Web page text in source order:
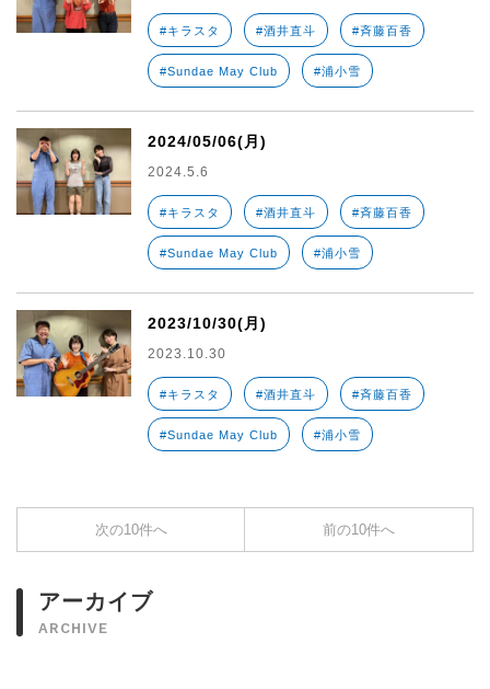
#キラスタ #酒井直斗 #斉藤百香
#Sundae May Club #浦小雪
2024/05/06(月)
2024.5.6
#キラスタ #酒井直斗 #斉藤百香
#Sundae May Club #浦小雪
2023/10/30(月)
2023.10.30
#キラスタ #酒井直斗 #斉藤百香
#Sundae May Club #浦小雪
次の10件へ 前の10件へ
アーカイブ
ARCHIVE